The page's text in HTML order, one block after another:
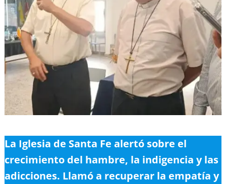
La Iglesia de Santa Fe alertó sobre el
crecimiento del hambre, la indigencia y las
adicciones. Llamó a recuperar la empatía y